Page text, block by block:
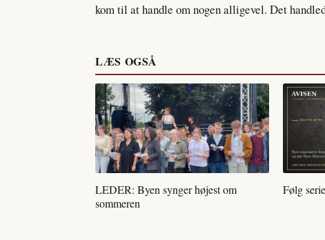
kom til at handle om nogen alligevel. Det
LÆS OGSÅ
LEDER: Byen synger højest om
sommeren
Følg